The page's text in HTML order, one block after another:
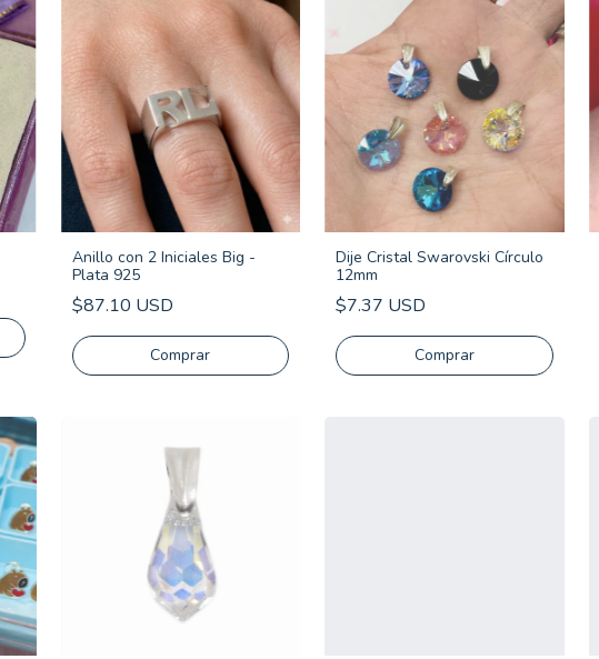
Anillo con 2 Iniciales Big -
Plata 925
$87.10 USD
Comprar
Dije Cristal Swarovski Círculo
12mm
$7.37 USD